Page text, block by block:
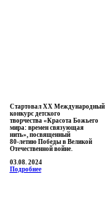
Cтартовал XX Международный
конкурс детского
творчества «Красота Божьего
мира: времен связующая
нить», посвященный
80-летию Победы в Великой
Отечественной войне.
03.08. 2024
Подробнее